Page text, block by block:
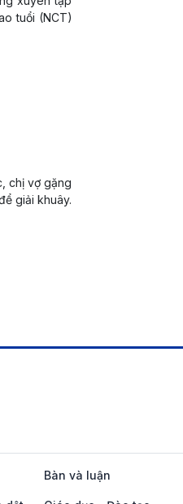
tuổi (NCT)
chị vợ gặng
giải khuây.
Bàn và luận